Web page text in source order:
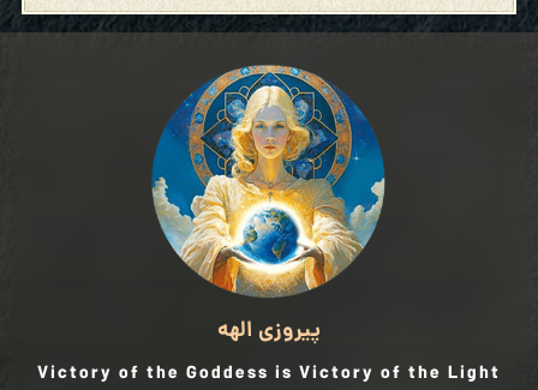
پیروزی الهه
Victory of the Goddess is Victory of the Light